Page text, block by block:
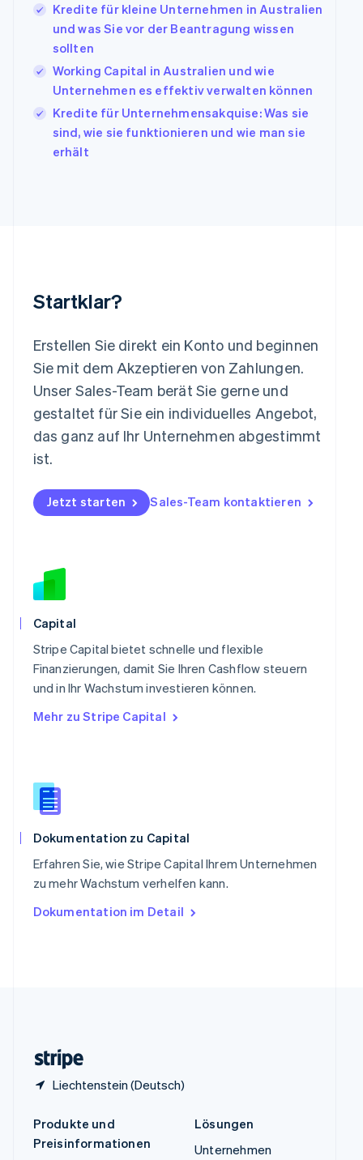
Kredite für kleine Unternehmen in Australien
und was Sie vor der Beantragung wissen
sollten
Working Capital in Australien und wie
Unternehmen es effektiv verwalten können
Kredite für Unternehmensakquise: Was sie
sind, wie sie funktionieren und wie man sie
erhält
Startklar?
Erstellen Sie direkt ein Konto und beginnen
Sie mit dem Akzeptieren von Zahlungen.
Unser Sales-Team berät Sie gerne und
gestaltet für Sie ein individuelles Angebot,
das ganz auf Ihr Unternehmen abgestimmt
ist.
Jetzt starten Sales-Team kontaktieren
Capital
Stripe Capital bietet schnelle und flexible
Finanzierungen, damit Sie Ihren Cashflow steuern
und in Ihr Wachstum investieren können.
Mehr zu Stripe Capital
Dokumentation zu Capital
Erfahren Sie, wie Stripe Capital Ihrem Unternehmen
zu mehr Wachstum verhelfen kann.
Dokumentation im Detail
Liechtenstein (Deutsch)
ItalianoEnglish
Japan
日本語
Kanada
EnglishFrançais
Kroatien
English Italiano
Lettland
English
Liechtenstein
English
Español English
Neuseeland
English
Niederlande
Norwegen
English
Polen
English
Portugal
English
Svenska
Schweiz
Deutsch
Singapur
English 简体中文
Slowakei
English
Slowenien
English
Spanien
Español
Thailand
Tschechische Republik
English
English
Produkte und
Preisinformationen
Lösungen
Unternehmen